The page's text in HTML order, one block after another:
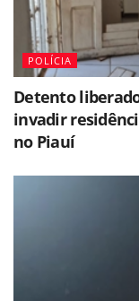
POLÍCIA
Detento
invadir
no Piauí